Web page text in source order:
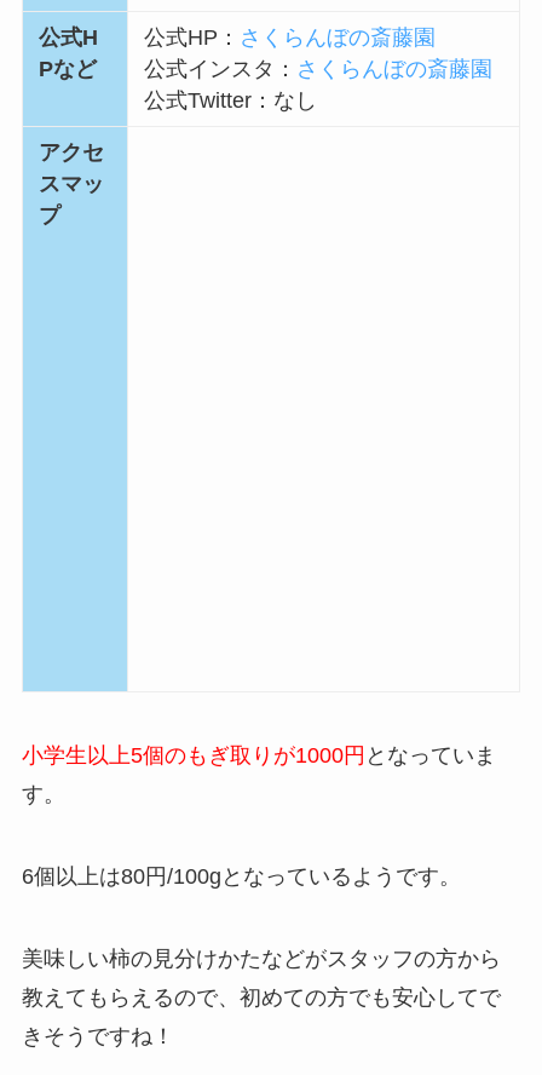
公式H
Pなど
公式HP： さくらんぼの斎藤園
公式インスタ： さくらんぼの斎藤園
公式Twitter： なし
アクセ
スマッ
プ
小学生以上5個のもぎ取りが1000円 となっていま
す。
6個以上は80円/100gとなっているようです。
美味しい柿の見分けかたなどがスタッフの方から
教えてもらえるので、初めての方でも安心してで
きそうですね！